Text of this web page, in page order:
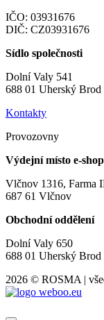
IČO: 03931676
DIČ: CZ03931676
Sídlo společnosti
Dolní Valy 541
688 01 Uherský Brod
Kontakty
Provozovny
Výdejní místo e-
Vlčnov 1316, Farma
687 61 Vlčnov
Obchodní oddělení
Dolní Valy 650
688 01 Uherský Brod
2026 © ROSMA |